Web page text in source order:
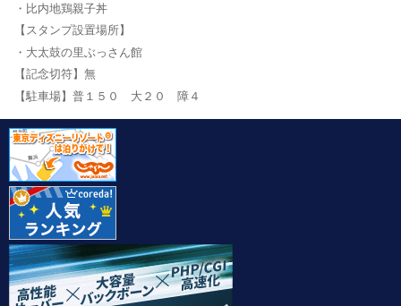
・比内地鶏親子丼
【スタンプ設置場所】
・大太鼓の里ぶっさん館
【記念切符】無
【駐車場】普１５０ 大２０ 障４